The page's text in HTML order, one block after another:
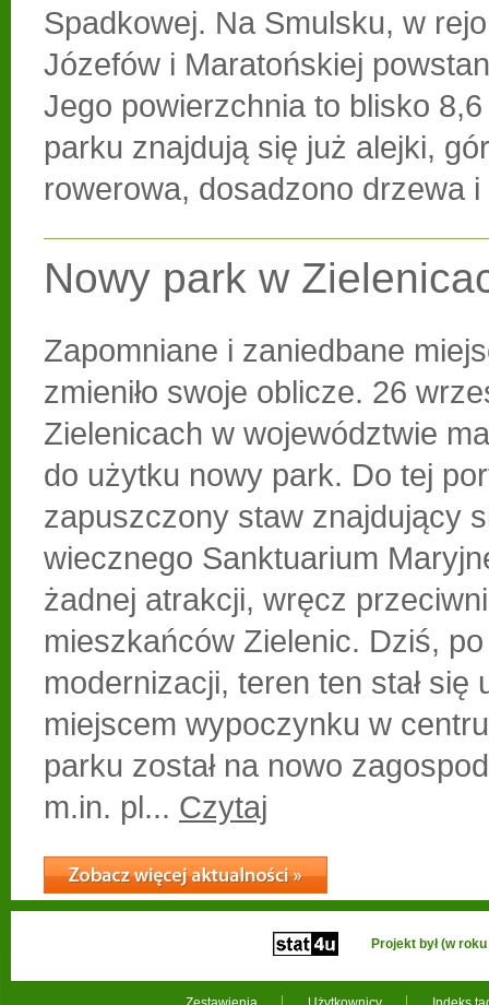
Spadkowej. Na Smulsku, w
Józefów i Maratońskiej
Jego powierzchnia to blisko
parku znajdują się już alejki,
rowerowa, dosadzono drzewa
Nowy park w
Zapomniane i zaniedbane
zmieniło swoje oblicze. 26
Zielenicach w województwie
do użytku nowy park. Do tej
zapuszczony staw znajdujący
wiecznego Sanktuarium
żadnej atrakcji, wręcz
mieszkańców Zielenic. Dziś,
modernizacji, teren ten stał się
miejscem wypoczynku w
parku został na nowo
m.in. pl... Czytaj
Projekt był (w